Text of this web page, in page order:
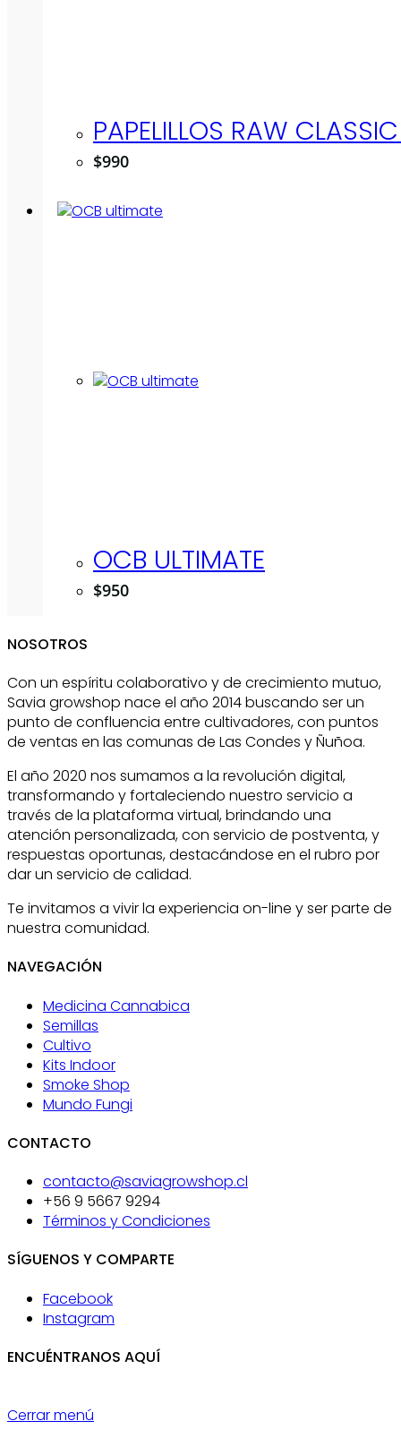
PAPELILLOS RAW
$990
OCB ULTIMATE
$950
NOSOTROS
Con un espíritu colaborativo y de crecimiento mutuo,
Savia growshop nace el año 2014 buscando ser un
punto de confluencia entre cultivadores, con puntos
de ventas en las comunas de Las Condes y Ñuñoa.
El año 2020 nos sumamos a la revolución digital,
transformando y fortaleciendo nuestro servicio a
través de la plataforma virtual, brindando una
atención personalizada, con servicio de postventa, y
respuestas oportunas, destacándose en el rubro por
dar un servicio de calidad.
Te invitamos a vivir la experiencia on-line y ser parte de
nuestra comunidad.
NAVEGACIÓN
Medicina Cannabica
Semillas
Cultivo
Kits Indoor
Smoke Shop
Mundo Fungi
CONTACTO
contacto@saviagrowshop.cl
+56 9 5667 9294
Términos y Condiciones
SÍGUENOS Y COMPARTE
Facebook
Instagram
ENCUÉNTRANOS AQUÍ
Cerrar menú